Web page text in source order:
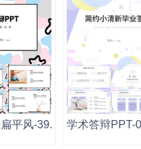
平风-39.pptx学术答辩PPT-